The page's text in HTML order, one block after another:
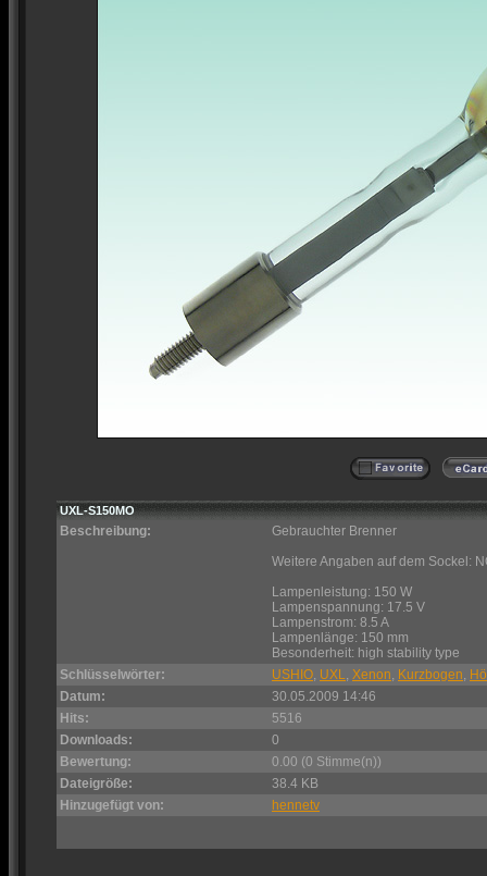
UXL-S150MO
Beschreibung:
Gebrauchter Brenner
Weitere Angaben auf dem Sockel:
Lampenleistung: 150 W
Lampenspannung: 17.5 V
Lampenstrom: 8.5 A
Lampenlänge: 150 mm
Besonderheit: high stability type
Schlüsselwörter:
USHIO, UXL, Xenon, Kurzbogen,
Datum:
30.05.2009 14:46
Hits:
5516
Downloads:
0
Bewertung:
0.00 (0 Stimme(n))
Dateigröße:
38.4 KB
Hinzugefügt von:
hennetv